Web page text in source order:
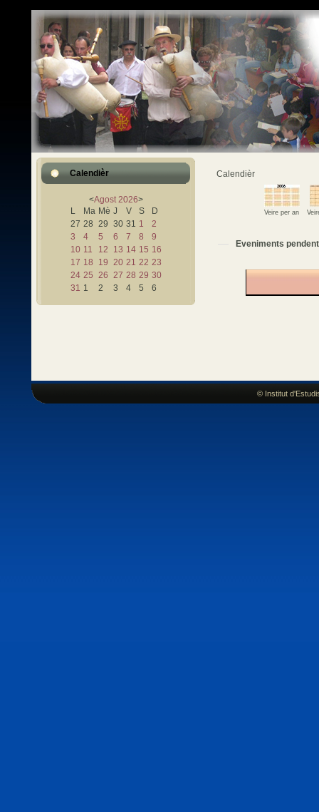
Calendièr
<Agost 2026>
L
Ma Mè J V S
D
27 28 29 30 31 1
2
3
4 5 6 7 8
9
10 11 12 13 14 15 16
17 18 19 20 21 22 23
24 25 26 27 28 29 30
31 1 2 3 4 5 6
Calendièr
Veire per an
Eveniments pendent
© Institut